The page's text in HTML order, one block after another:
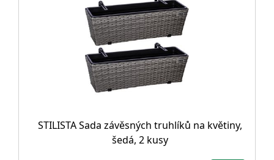
STILISTA Sada závěsných truhlíků na květiny,
šedá, 2 kusy